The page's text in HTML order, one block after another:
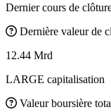
Dernier cours de
Dernière valeur de
12.44 Mrd
LARGE capitalisation
Valeur boursière